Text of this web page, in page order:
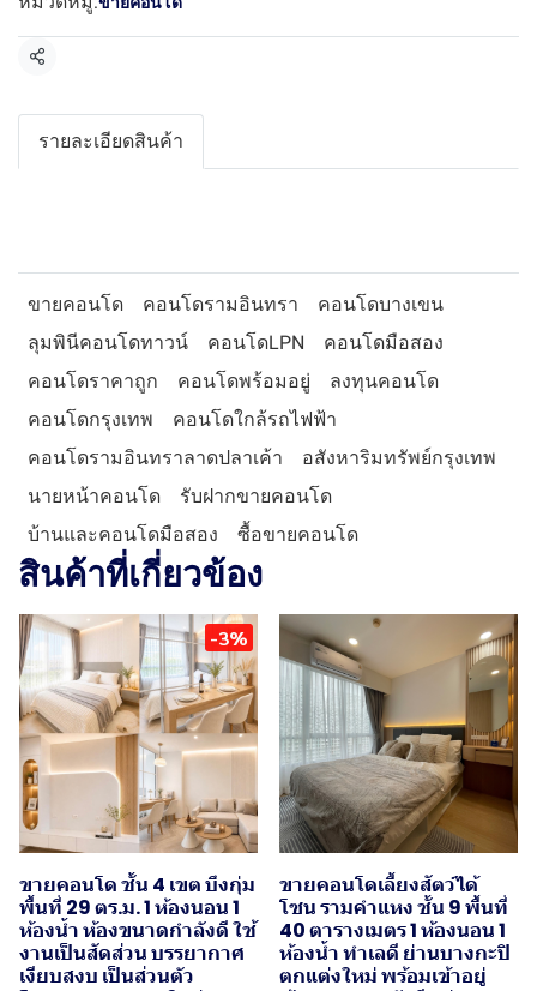
แชร์
รายละเอียดสินค้า
ขายคอนโด คอนโดรามอินทรา
คอนโดบางเขน
ลุมพินีคอนโดทาวน์
คอนโดLPN
คอนโดมือสอง
คอนโดราคาถูก
คอนโดพร้อมอยู่
ลงทุนคอนโด
คอนโดกรุงเทพ
คอนโดใกล้รถไฟฟ้า
คอนโดรามอินทราลาดปลาเค้า
อสังหาริมทรัพย์กรุงเทพ
นายหน้าคอนโด
รับฝากขายคอนโด
บ้านและคอนโดมือสอง
ซื้อขายคอนโด
สินค้าที่เกี่ยวข้อง
-3%
ขายคอนโด ชั้น 4 เขต บึงกุ่ม
พื้นที่ 29 ตร.ม. 1 ห้องนอน 1
ห้องน้ำ ห้องขนาดกำลังดี ใช้
งานเป็นสัดส่วน บรรยากาศ
เงียบสงบ เป็นส่วนตัว
ขายคอนโดเลี้ยงสัตว์ได้
โซน รามคำแหง ชั้น 9 พื้นที่
40 ตารางเมตร 1 ห้องนอน 1
ห้องน้ำ ทำเลดี ย่านบางกะปิ
ตกแต่งใหม่ พร้อมเข้าอยู่